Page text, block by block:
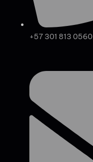
+57 301 813 0560